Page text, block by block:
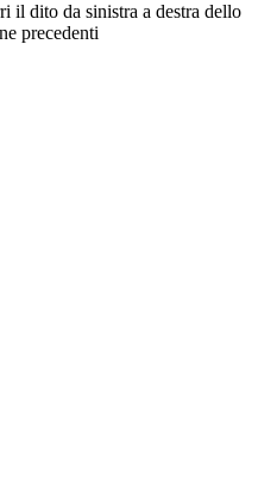
il dito da sinistra a destra dello
precedenti